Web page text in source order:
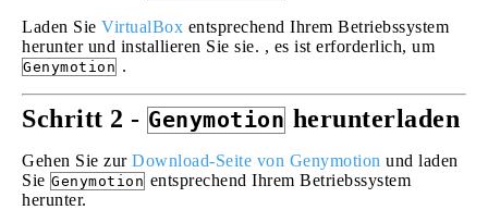
Laden Sie VirtualBox entsprechend Ihrem Betriebssystem
herunter und installieren Sie sie. , es ist erforderlich, um
Genymotion .
Schritt 2 - Genymotion herunterladen
Gehen Sie zur Download-Seite von Genymotion und laden
Sie Genymotion entsprechend Ihrem Betriebssystem
herunter.